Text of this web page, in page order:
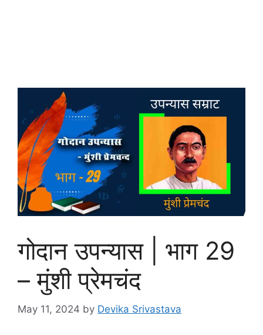
गोदान उपन्यास | भाग 29
– मुंशी प्रेमचंद
May 11, 2024 by Devika Srivastava